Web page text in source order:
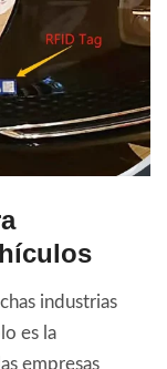
industrias
es la
empresas